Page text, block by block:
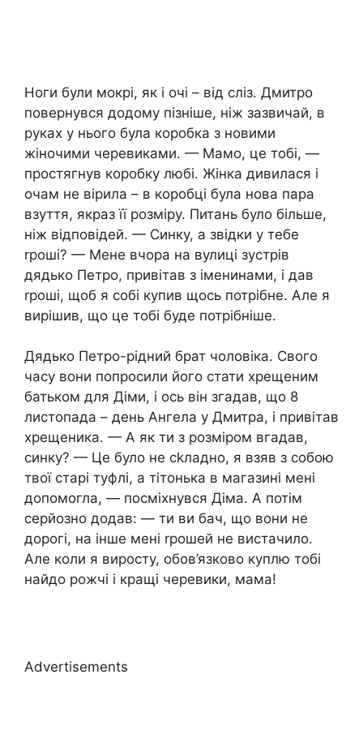
Ноги були мокрі, як і очі – від сліз. Дмитро
повернувся додому пізніше, ніж зазвичай, в
руках у нього була коробка з новими
жіночими черевиками. — Мамо, це тобі, —
простягнув коробку любі. Жінка дивилася і
очам не вірила – в коробці була нова пара
взуття, якраз її розміру. Питань було більше,
ніж відповідей. — Синку, а звідки у тебе
rроші? — Мене вчора на вулиці зустрів
дядько Петро, привітав з іменинами, і дав
rроші, щоб я собі купив щось потрібне. Але я
вирішив, що це тобі буде потрібніше.
Дядько Петро-рідний брат чоловіка. Свого
часу вони попросили його стати хрещеним
батьком для Діми, і ось він згадав, що 8
листопада – день Ангела у Дмитра, і привітав
хрещеника. — А як ти з розміром вгадав,
синку? — Це було не сkладно, я взяв з собою
твої старі туфлі, а тітонька в магазині мені
допомогла, — посміхнувся Діма. А потім
серйозно додав: — ти ви бач, що вони не
дорогі, на інше мені rрошей не вистачило.
Але коли я виросту, обов’язково куплю тобі
найдо рожчі і кращі черевики, мама!
Advertisements